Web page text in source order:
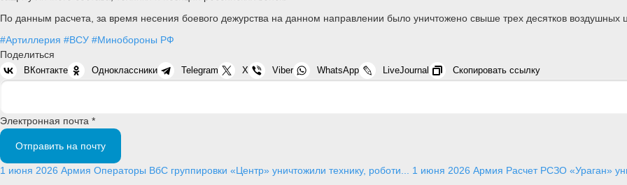
По данным расчета, за время несения боевого дежурства на данном направлении было уничтожено свыше трех десятков воздушных
#Артиллерия #ВСУ #Минобороны РФ
Поделиться
ВКонтакте Одноклассники Telegram X Viber WhatsApp LiveJournal Скопировать ссылку
Электронная почта *
Отправить на почту
1 июня 2026 Армия Операторы ВбС группировки «Центр» уничтожили технику, роботи... 1 июня 2026 Армия Расчет РСЗО «Ураган»